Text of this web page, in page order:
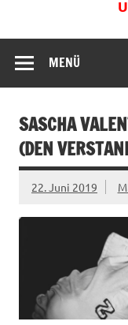
MENÜ
SASCHA
(DEN
22. Juni 2019